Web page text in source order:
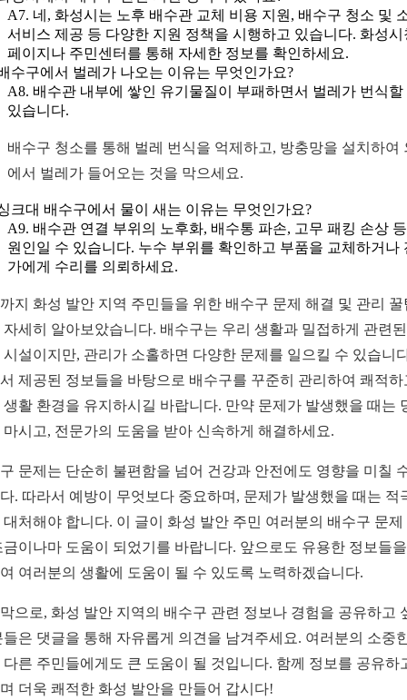
A7. 네, 화성시는 노후 배수관 교체 비용 지원, 배수구 청소 및
서비스 제공 등 다양한 지원 정책을 시행하고 있습니다. 화성시
페이지나 주민센터를 통해 자세한 정보를 확인하세요.
수구에서 벌레가 나오는 이유는 무엇인가요?
A8. 배수관 내부에 쌓인 유기물질이 부패하면서 벌레가 번식할
있습니다.
배수구 청소를 통해 벌레 번식을 억제하고, 방충망을 설치하여
에서 벌레가 들어오는 것을 막으세요.
크대 배수구에서 물이 새는 이유는 무엇인가요?
A9. 배수관 연결 부위의 노후화, 배수통 파손, 고무 패킹 손상
원인일 수 있습니다. 누수 부위를 확인하고 부품을 교체하거나
가에게 수리를 의뢰하세요.
지 화성 발안 지역 주민들을 위한 배수구 문제 해결 및 관리 꿀
자세히 알아보았습니다. 배수구는 우리 생활과 밀접하게 관련
시설이지만, 관리가 소홀하면 다양한 문제를 일으킬 수 있습니
제공된 정보들을 바탕으로 배수구를 꾸준히 관리하여 쾌적하
생활 환경을 유지하시길 바랍니다. 만약 문제가 발생했을 때는
마시고, 전문가의 도움을 받아 신속하게 해결하세요.
문제는 단순히 불편함을 넘어 건강과 안전에도 영향을 미칠
. 따라서 예방이 무엇보다 중요하며, 문제가 발생했을 때는 적
대처해야 합니다. 이 글이 화성 발안 주민 여러분의 배수구 문제
금이나마 도움이 되었기를 바랍니다. 앞으로도 유용한 정보들
여러분의 생활에 도움이 될 수 있도록 노력하겠습니다.
으로, 화성 발안 지역의 배수구 관련 정보나 경험을 공유하고
들은 댓글을 통해 자유롭게 의견을 남겨주세요. 여러분의 소중
다른 주민들에게도 큰 도움이 될 것입니다. 함께 정보를 공유하
더욱 쾌적한 화성 발안을 만들어 갑시다!